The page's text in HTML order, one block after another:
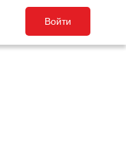
Войти